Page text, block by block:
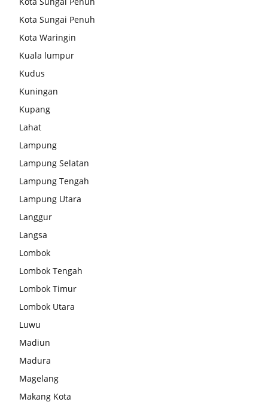
Kota Sungai Penuh
Kota Waringin
Kuala lumpur
Kudus
Kuningan
Kupang
Lahat
Lampung
Lampung Selatan
Lampung Tengah
Lampung Utara
Langgur
Langsa
Lombok
Lombok Tengah
Lombok Timur
Lombok Utara
Luwu
Madiun
Madura
Magelang
Makang Kota